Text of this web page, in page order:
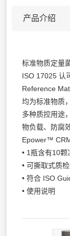
产品介绍
标准物质定量
ISO 17025 认
Reference
均为标准物质
多种质控用途
物负载、防腐
Epower™
• 1瓶含有10颗
• 可撕取式质
• 符合 ISO
• 使用说明